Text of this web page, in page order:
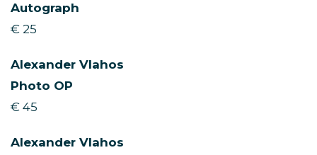
Autograph
€ 25
Alexander Vlahos
Photo OP
€ 45
Alexander Vlahos